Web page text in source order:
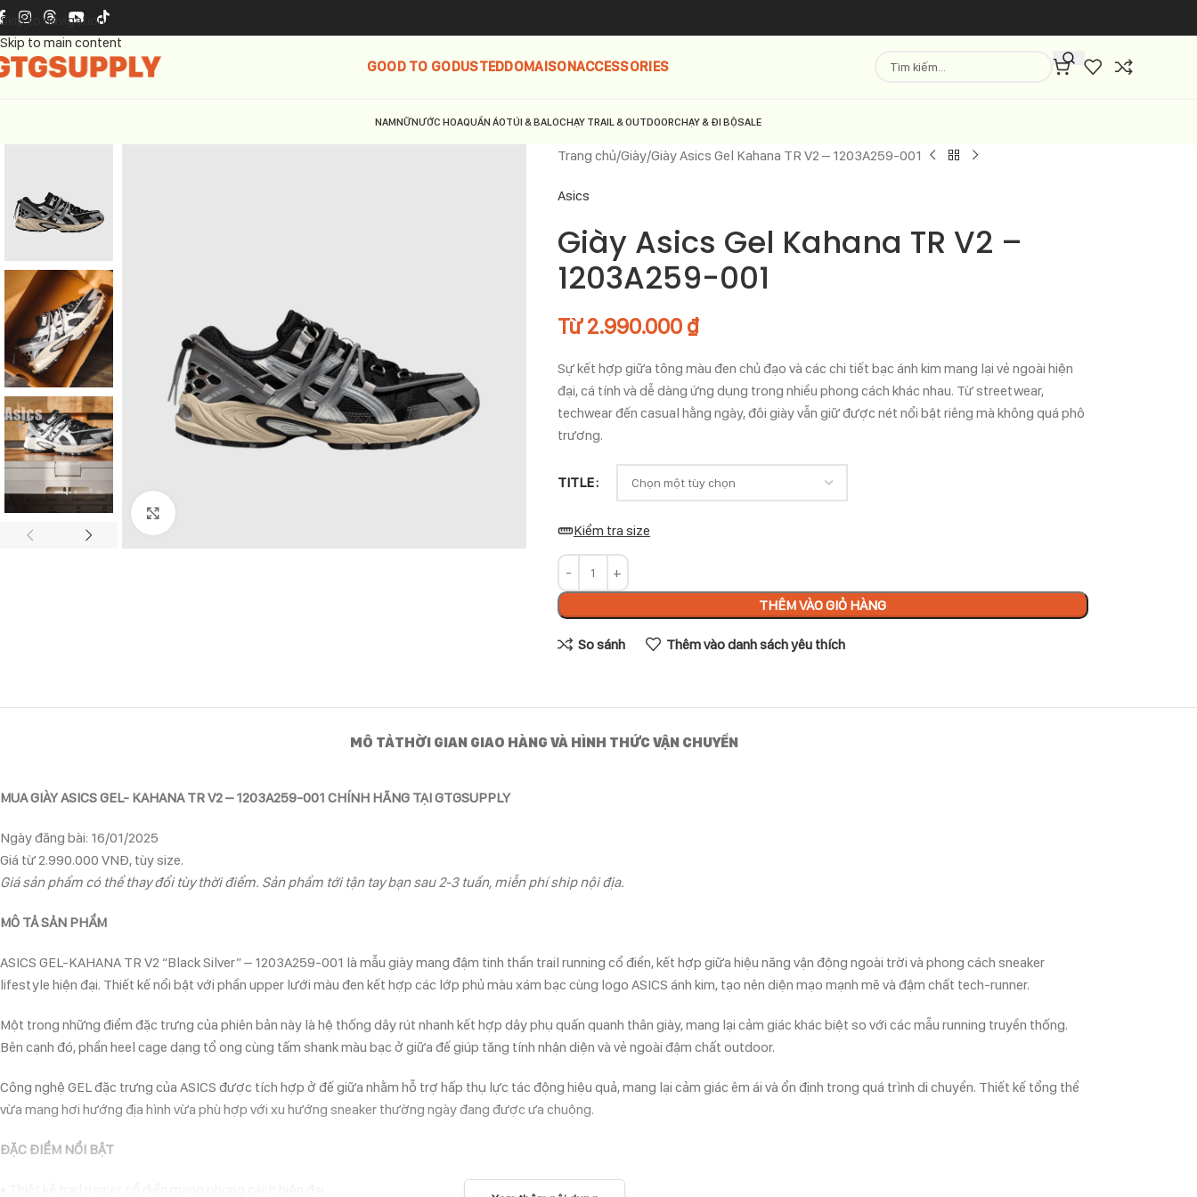
Skip to navigation
Skip to main content
GOOD TO GODUSTEDDOMAISONACCESSORIES
NAMNỮNƯỚC HOAQUẦN ÁOTÚI & BALOCHẠY TRAIL & OUTDOORCHẠY & ĐI BỘSALE
Trang chủ Giày Giày Asics Gel Kahana TR V2 – 1203A259-001
Asics
Giày Asics Gel Kahana TR V2 –
1203A259-001
Từ2.990.000 ₫
Sự kết hợp giữa tông màu đen chủ đạo và các chi tiết bạc ánh kim mang lại vẻ ngoài hiện
đại, cá tính và dễ dàng ứng dụng trong nhiều phong cách khác nhau. Từ streetwear,
techwear đến casual hằng ngày, đôi giày vẫn giữ được nét nổi bật riêng mà không quá phô
trương.
TITLE
Kiểm tra size
THÊM VÀO GIỎ HÀNG
So sánh Thêm vào danh sách yêu thích
MÔ TẢTHỜI GIAN GIAO HÀNG VÀ HÌNH THỨC VẬN CHUYỂN
MUA GIÀY ASICS GEL- KAHANA TR V2 – 1203A259-001 CHÍNH HÃNG TẠI GTGSUPPLY
Ngày đăng bài: 16/01/2025
Giá từ 2.990.000 VNĐ, tùy size.
Giá sản phẩm có thể thay đổi tùy thời điểm. Sản phẩm tới tận tay bạn sau 2-3 tuần, miễn phí ship nội địa.
MÔ TẢ SẢN PHẨM
ASICS GEL-KAHANA TR V2 “Black Silver” – 1203A259-001 là mẫu giày mang đậm tinh thần trail running cổ điển, kết hợp giữa hiệu năng vận động ngoài trời và phong cách sneaker
lifestyle hiện đại. Thiết kế nổi bật với phần upper lưới màu đen kết hợp các lớp phủ màu xám bạc cùng logo ASICS ánh kim, tạo nên diện mạo mạnh mẽ và đậm chất tech-runner.
Một trong những điểm đặc trưng của phiên bản này là hệ thống dây rút nhanh kết hợp dây phụ quấn quanh thân giày, mang lại cảm giác khác biệt so với các mẫu running truyền thống.
Bên cạnh đó, phần heel cage dạng tổ ong cùng tấm shank màu bạc ở giữa đế giúp tăng tính nhận diện và vẻ ngoài đậm chất outdoor.
Công nghệ GEL đặc trưng của ASICS được tích hợp ở đế giữa nhằm hỗ trợ hấp thụ lực tác động hiệu quả, mang lại cảm giác êm ái và ổn định trong quá trình di chuyển. Thiết kế tổng thể
vừa mang hơi hướng địa hình vừa phù hợp với xu hướng sneaker thường ngày đang được ưa chuộng.
ĐẶC ĐIỂM NỔI BẬT